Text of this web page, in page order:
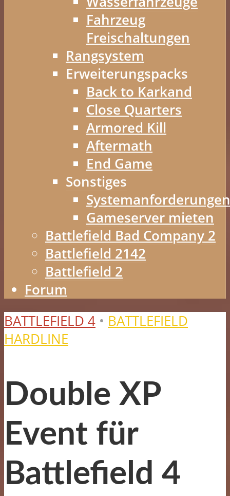
Fahrzeug
Freischaltungen
Rangsystem
Erweiterungspacks
Back to Karkand
Close Quarters
Armored Kill
Aftermath
End Game
Sonstiges
Systemanforderungen
Gameserver mieten
Battlefield Bad Company 2
Battlefield 2142
Battlefield 2
Forum
BATTLEFIELD 4 • BATTLEFIELD
HARDLINE
Double XP
Event für
Battlefield 4